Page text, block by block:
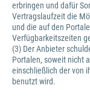
erbringen und dafür
Vertragslaufzeit die
und die auf den
Verfügbarkeitszeiten
(3) Der Anbieter
Portalen, soweit nicht
einschließlich der von
benutzt wird.